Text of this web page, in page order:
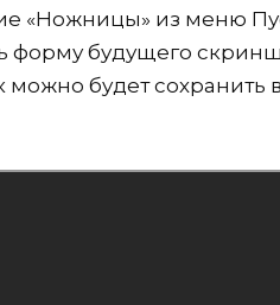
«Ножницы» из меню
будущего
будет сохранить